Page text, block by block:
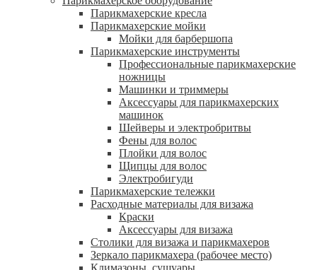
Парикмахерские кресла
Парикмахерские мойки
Мойки для барбершопа
Парикмахерские инструменты
Профессиональные парикмахерские
ножницы
Машинки и триммеры
Аксессуары для парикмахерских
машинок
Шейверы и электробритвы
Фены для волос
Плойки для волос
Щипцы для волос
Электробигуди
Парикмахерские тележки
Расходные материалы для визажа
Краски
Аксессуары для визажа
Столики для визажа и парикмахеров
Зеркало парикмахера (рабочее место)
Климазоны, сушуары